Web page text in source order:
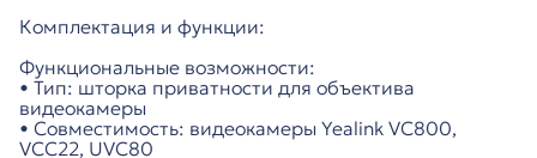
Комплектация и функции:
Функциональные возможности:
• Тип: шторка приватности для объектива
видеокамеры
• Совместимость: видеокамеры Yealink VC800,
VCC22, UVC80